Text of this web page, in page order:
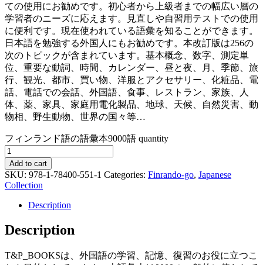
ての使用にお勧めです。初心者から上級者までの幅広い層の
学習者のニーズに応えます。見直しや自習用テストでの使用
に便利です。現在使われている語彙を知ることができます。
日本語を勉強する外国人にもお勧めです。本改訂版は256の
次のトピックが含まれています。基本概念、数字、測定単
位、重要な動詞、時間、カレンダー、昼と夜、月、季節、旅
行、観光、都市、買い物、洋服とアクセサリー、化粧品、電
話、電話での会話、外国語、食事、レストラン、家族、人
体、薬、家具、家庭用電化製品、地球、天候、自然災害、動
物相、野生動物、世界の国々等…
フィンランド語の語彙本9000語 quantity
Add to cart
SKU: 978-1-78400-551-1 Categories: Finrando-go, Japanese
Collection
Description
Description
T&P_BOOKSは、外国語の学習、記憶、復習のお役に立つこ